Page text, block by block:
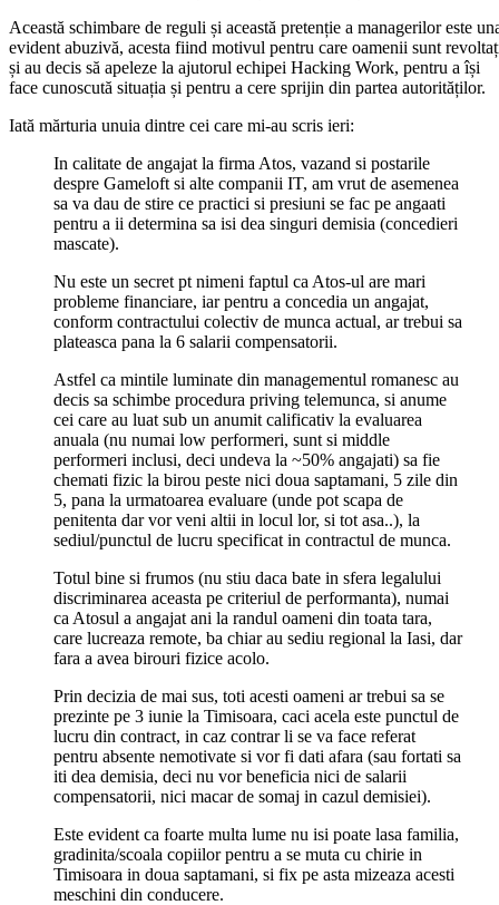
Această schimbare de reguli și această pretenție a managerilor este
evident abuzivă, acesta fiind motivul pentru care oamenii sunt
și au decis să apeleze la ajutorul echipei Hacking Work, pentru a își
face cunoscută situația și pentru a cere sprijin din partea autorităților.
Iată mărturia unuia dintre cei care mi-au scris ieri:
In calitate de angajat la firma Atos, vazand si postarile
despre Gameloft si alte companii IT, am vrut de asemenea
sa va dau de stire ce practici si presiuni se fac pe angaati
pentru a ii determina sa isi dea singuri demisia (concedieri
mascate).
Nu este un secret pt nimeni faptul ca Atos-ul are mari
probleme financiare, iar pentru a concedia un angajat,
conform contractului colectiv de munca actual, ar trebui sa
plateasca pana la 6 salarii compensatorii.
Astfel ca mintile luminate din managementul romanesc au
decis sa schimbe procedura priving telemunca, si anume
cei care au luat sub un anumit calificativ la evaluarea
anuala (nu numai low performeri, sunt si middle
performeri inclusi, deci undeva la ~50% angajati) sa fie
chemati fizic la birou peste nici doua saptamani, 5 zile din
5, pana la urmatoarea evaluare (unde pot scapa de
penitenta dar vor veni altii in locul lor, si tot asa..), la
sediul/punctul de lucru specificat in contractul de munca.
Totul bine si frumos (nu stiu daca bate in sfera legalului
discriminarea aceasta pe criteriul de performanta), numai
ca Atosul a angajat ani la randul oameni din toata tara,
care lucreaza remote, ba chiar au sediu regional la Iasi, dar
fara a avea birouri fizice acolo.
Prin decizia de mai sus, toti acesti oameni ar trebui sa se
prezinte pe 3 iunie la Timisoara, caci acela este punctul de
lucru din contract, in caz contrar li se va face referat
pentru absente nemotivate si vor fi dati afara (sau fortati sa
iti dea demisia, deci nu vor beneficia nici de salarii
compensatorii, nici macar de somaj in cazul demisiei).
Este evident ca foarte multa lume nu isi poate lasa familia,
gradinita/scoala copiilor pentru a se muta cu chirie in
Timisoara in doua saptamani, si fix pe asta mizeaza acesti
meschini din conducere.